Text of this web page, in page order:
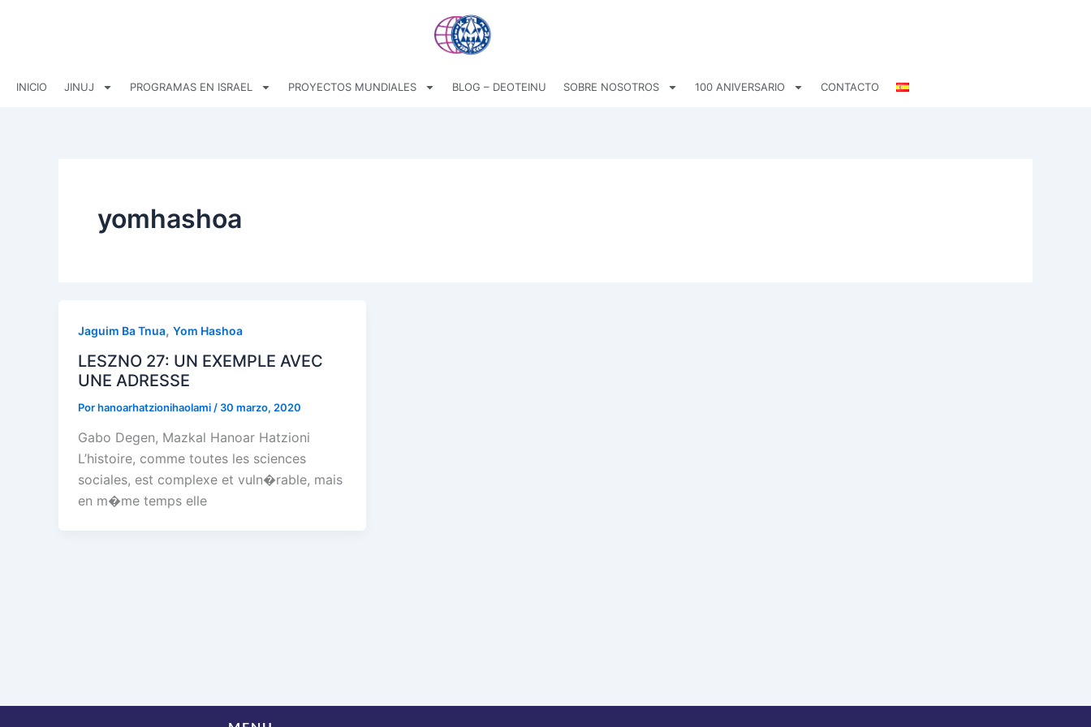
INICIO JINUJ PROGRAMAS EN ISRAEL PROYECTOS MUNDIALES BLOG – DEOTEINU SOBRE NOSOTROS 100 ANIVERSARIO CONTACTO
yomhashoa
Jaguim Ba Tnua, Yom Hashoa
LESZNO 27: UN EXEMPLE AVEC
UNE ADRESSE
Porhanoarhatzionihaolami / 30 marzo, 2020
Gabo Degen, Mazkal Hanoar Hatzioni
L’histoire, comme toutes les sciences
sociales, est complexe et vuln�rable, mais
en m�me temps elle